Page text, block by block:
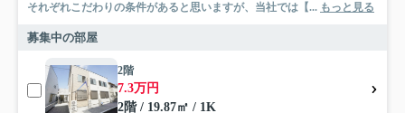
それぞれこだわりの条件があると思いますが、当社では【... もっと見る
募集中の部屋
2階
7.3万円
2階 / 19.87㎡ / 1K